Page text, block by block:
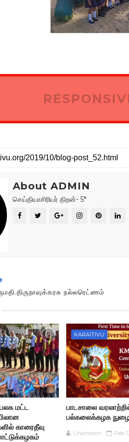
About ADMIN
செய்தியாசிரியர் திறன்- 5*
நல்லரெட்ணம்
மட்ட
காரைதீவு
KARAITIVU
பாடசாலை
பல்கலைக்கழக
Unknown Feb